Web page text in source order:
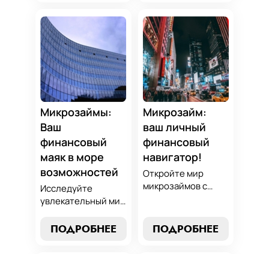
вариант,
разработать
стратегию
погашения и
обеспечить свою
финансовую
безопасность. Ваш
компас в мире
микрокредитов!
стратегии
погашения и
обеспечить себе
финансовую
стабильность. Ваш
ключ к умным
финансам здесь!
Микрозаймы:
Ваш
финансовый
маяк в море
возможностей
Исследуйте
увлекательный мир
узнайте, как
ПОДРОБНЕЕ
Микрозайм:
ваш личный
финансовый
навигатор!
Откройте мир
микрозаймов с
лучшие стратегии
погашения и
ПОДРОБНЕЕ